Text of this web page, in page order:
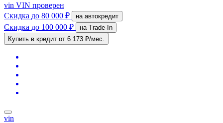
vin VIN проверен
Скидка до 80 000 ₽ на автокредит
Скидка до 100 000 ₽
на Trade-In
Купить в кредит от 6 173 ₽/мес.
vin